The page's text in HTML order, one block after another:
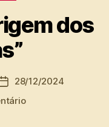
dos
Data
de
28/12/2024
em